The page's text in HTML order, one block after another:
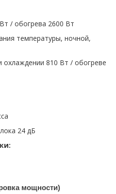
/ обогрева 2600 Вт
температуры, ночной,
810 Вт / обогреве
24 дБ
мощности)